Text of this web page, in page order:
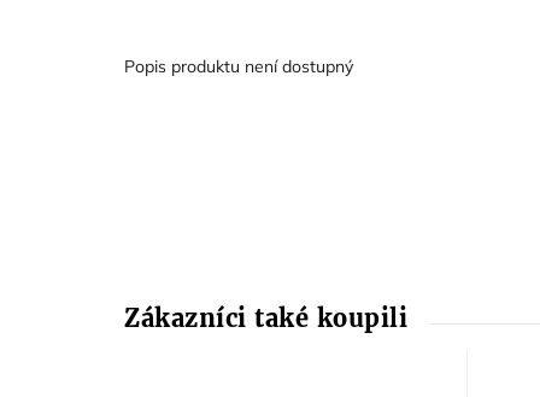
Popis produktu není dostupný